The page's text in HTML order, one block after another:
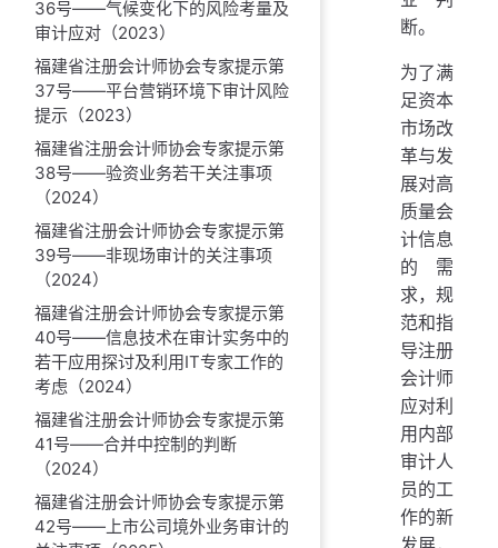
36号——气候变化下的风险考量及
审计应对（2023）
福建省注册会计师协会专家提示第
37号——平台营销环境下审计风险
提示（2023）
福建省注册会计师协会专家提示第
38号——验资业务若干关注事项
（2024）
福建省注册会计师协会专家提示第
39号——非现场审计的关注事项
（2024）
福建省注册会计师协会专家提示第
40号——信息技术在审计实务中的
若干应用探讨及利用IT专家工作的
考虑（2024）
福建省注册会计师协会专家提示第
41号——合并中控制的判断
（2024）
福建省注册会计师协会专家提示第
42号——上市公司境外业务审计的
断。
为了满
足资本
市场改
革与发
展对高
质量会
计信息
的需
求，规
范和指
导注册
会计师
应对利
用内部
审计人
员的工
作的新